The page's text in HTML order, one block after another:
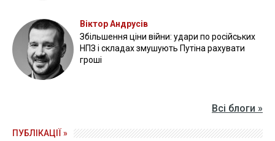
Віктор Андрусів
Збільшення ціни війни: удари по російських
НПЗ і складах змушують Путіна рахувати
гроші
Всі блоги »
ПУБЛІКАЦІЇ »